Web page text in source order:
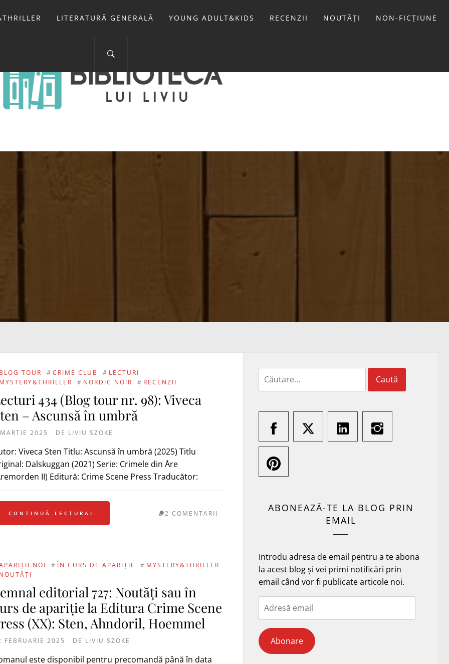
LITERATURĂ GENERALĂ YOUNG ADULT&KIDS RECENZII NOUTĂȚI NON-FICȚIUNE
LUI LIVIU
TOUR # CRIME CLUB # LECTURI
# NORDIC NOIR # RECENZII
434 (Blog tour nr. 98): Viveca
– Ascunsă în umbră
2025 DE LIVIU SZOKE
Viveca Sten Titlu: Ascunsă în umbră (2025) Titlu
Dalskuggan (2021) Serie: Crimele din Åre
II) Editură: Crime Scene Press Traducător:
CONTINUĂ LECTURA 2 COMENTARII
NOI # ÎN CURS DE APARIȚIE # MYSTERY&THRILLER
editorial 727: Noutăți sau în
de apariție la Editura Crime Scene
(XX): Sten, Ahndoril, Hoemmel
FEBRUARIE 2025 DE LIVIU SZOKE
este disponibil pentru precomandă până în data
după:
ABONEAZĂ-TE LA BLOG PRIN
EMAIL
Introdu adresa de email pentru a te abona
la acest blog și vei primi notificări prin
email când vor fi publicate articole noi.
Adresă
email
Abonare